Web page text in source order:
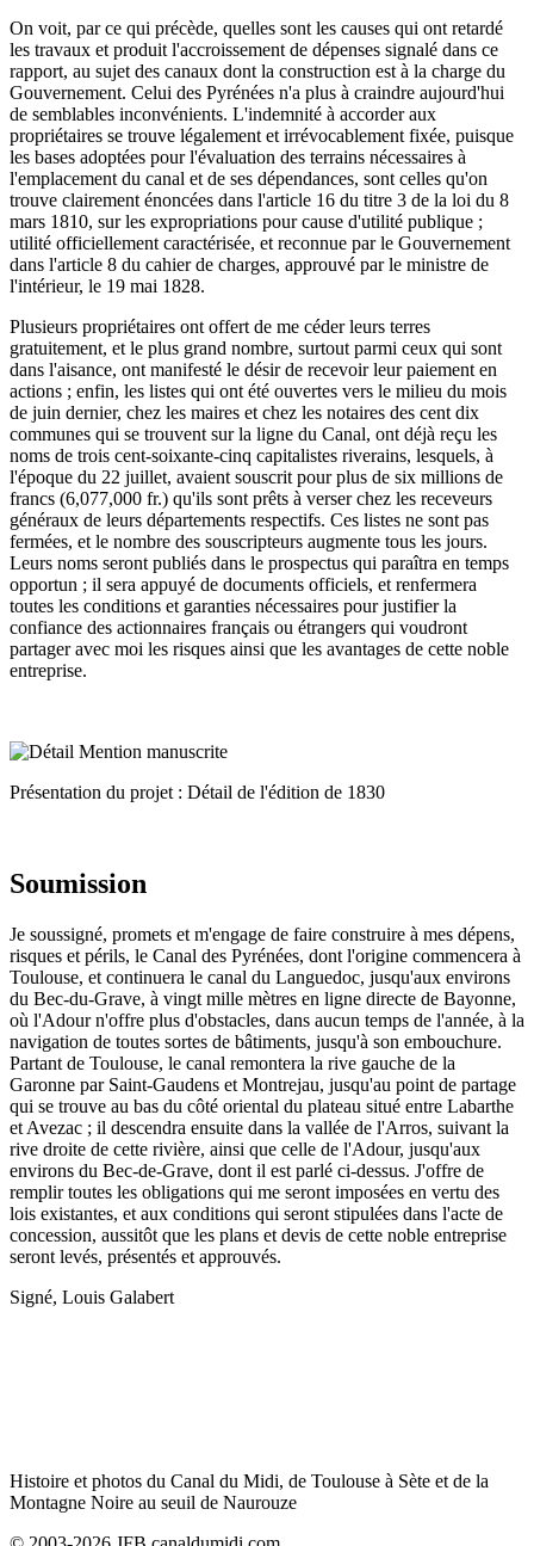
On voit, par ce qui précède, quelles sont les causes qui ont retardé
les travaux et produit l'accroissement de dépenses signalé dans ce
rapport, au sujet des canaux dont la construction est à la charge du
Gouvernement. Celui des Pyrénées n'a plus à craindre aujourd'hui
de semblables inconvénients. L'indemnité à accorder aux
propriétaires se trouve légalement et irrévocablement fixée, puisque
les bases adoptées pour l'évaluation des terrains nécessaires à
l'emplacement du canal et de ses dépendances, sont celles qu'on
trouve clairement énoncées dans l'article 16 du titre 3 de la loi du 8
mars 1810, sur les expropriations pour cause d'utilité publique ;
utilité officiellement caractérisée, et reconnue par le Gouvernement
dans l'article 8 du cahier de charges, approuvé par le ministre de
l'intérieur, le 19 mai 1828.
Plusieurs propriétaires ont offert de me céder leurs terres
gratuitement, et le plus grand nombre, surtout parmi ceux qui sont
dans l'aisance, ont manifesté le désir de recevoir leur paiement en
actions ; enfin, les listes qui ont été ouvertes vers le milieu du mois
de juin dernier, chez les maires et chez les notaires des cent dix
communes qui se trouvent sur la ligne du Canal, ont déjà reçu les
noms de trois cent-soixante-cinq capitalistes riverains, lesquels, à
l'époque du 22 juillet, avaient souscrit pour plus de six millions de
francs (6,077,000 fr.) qu'ils sont prêts à verser chez les receveurs
généraux de leurs départements respectifs. Ces listes ne sont pas
fermées, et le nombre des souscripteurs augmente tous les jours.
Leurs noms seront publiés dans le prospectus qui paraîtra en temps
opportun ; il sera appuyé de documents officiels, et renfermera
toutes les conditions et garanties nécessaires pour justifier la
confiance des actionnaires français ou étrangers qui voudront
partager avec moi les risques ainsi que les avantages de cette noble
entreprise.
Présentation du projet : Détail de l'édition de 1830
Soumission
Je soussigné, promets et m'engage de faire construire à mes dépens,
risques et périls, le Canal des Pyrénées, dont l'origine commencera à
Toulouse, et continuera le canal du Languedoc, jusqu'aux environs
du Bec-du-Grave, à vingt mille mètres en ligne directe de Bayonne,
où l'Adour n'offre plus d'obstacles, dans aucun temps de l'année, à la
navigation de toutes sortes de bâtiments, jusqu'à son embouchure.
Partant de Toulouse, le canal remontera la rive gauche de la
Garonne par Saint-Gaudens et Montrejau, jusqu'au point de partage
qui se trouve au bas du côté oriental du plateau situé entre Labarthe
et Avezac ; il descendra ensuite dans la vallée de l'Arros, suivant la
rive droite de cette rivière, ainsi que celle de l'Adour, jusqu'aux
environs du Bec-de-Grave, dont il est parlé ci-dessus. J'offre de
remplir toutes les obligations qui me seront imposées en vertu des
lois existantes, et aux conditions qui seront stipulées dans l'acte de
concession, aussitôt que les plans et devis de cette noble entreprise
seront levés, présentés et approuvés.
Signé, Louis Galabert
Histoire et photos du Canal du Midi, de Toulouse à Sète et de la
Montagne Noire au seuil de Naurouze